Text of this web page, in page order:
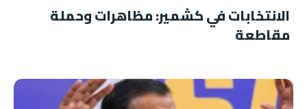
الانتخابات في كشمير: مظاهرات وحملة
مقاطعة